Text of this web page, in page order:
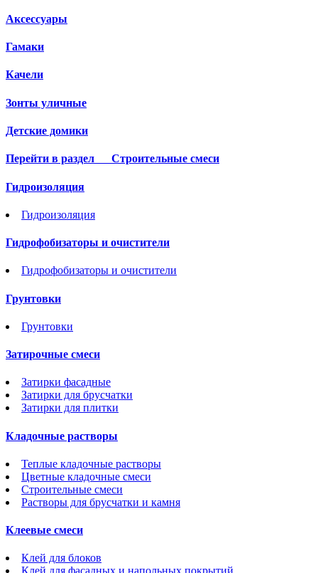
Аксессуары
Гамаки
Качели
Зонты уличные
Детские домики
Перейти в раздел Строительные смеси
Гидроизоляция
Гидроизоляция
Гидрофобизаторы и очистители
Гидрофобизаторы и очистители
Грунтовки
Грунтовки
Затирочные смеси
Затирки фасадные
Затирки для брусчатки
Затирки для плитки
Кладочные растворы
Теплые кладочные растворы
Цветные кладочные смеси
Строительные смеси
Растворы для брусчатки и камня
Клеевые смеси
Клей для блоков